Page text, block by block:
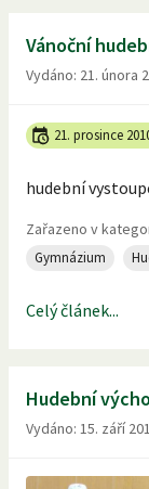
Vánoční
Vydáno: 21. února
21. prosince
hudební
Zařazeno v
Gymnázium
Celý článek...
Hudební
Vydáno: 15. září